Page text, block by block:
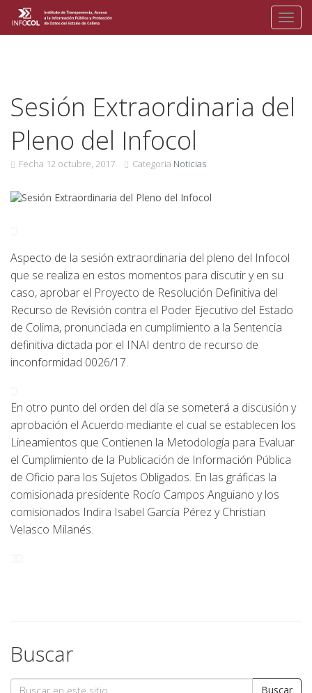
Sesión Extraordinaria del
Pleno del Infocol
Fecha 12 octubre, 2017 Categoria Noticias
Aspecto de la sesión extraordinaria del pleno del Infocol
que se realiza en estos momentos para discutir y en su
caso, aprobar el Proyecto de Resolución Definitiva del
Recurso de Revisión contra el Poder Ejecutivo del Estado
de Colima, pronunciada en cumplimiento a la Sentencia
definitiva dictada por el INAI dentro de recurso de
inconformidad 0026/17.
En otro punto del orden del día se someterá a discusión y
aprobación el Acuerdo mediante el cual se establecen los
Lineamientos que Contienen la Metodología para Evaluar
el Cumplimiento de la Publicación de Información Pública
de Oficio para los Sujetos Obligados. En las gráficas la
comisionada presidente Rocío Campos Anguiano y los
comisionados Indira Isabel García Pérez y Christian
Velasco Milanés.
Buscar
Search
Buscar